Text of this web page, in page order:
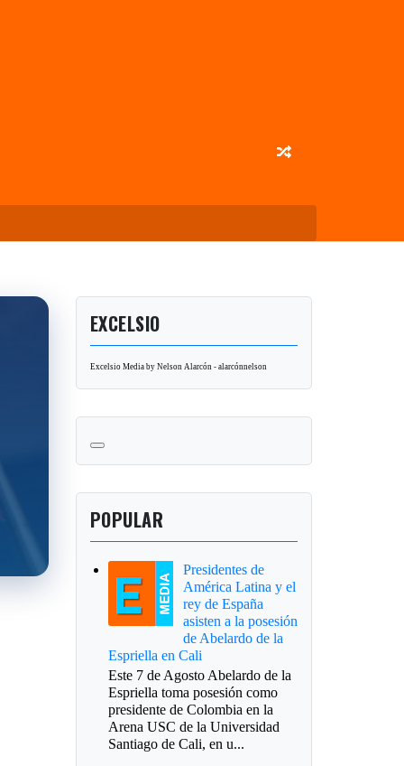
EXCELSIO
Excelsio Media by Nelson Alarcón - alarcónnelson
POPULAR
Presidentes de
América Latina y el
rey de España
asisten a la posesión
de Abelardo de la
Espriella en Cali
Este 7 de Agosto Abelardo de la
Espriella toma posesión como
presidente de Colombia en la
Arena USC de la Universidad
Santiago de Cali, en u...